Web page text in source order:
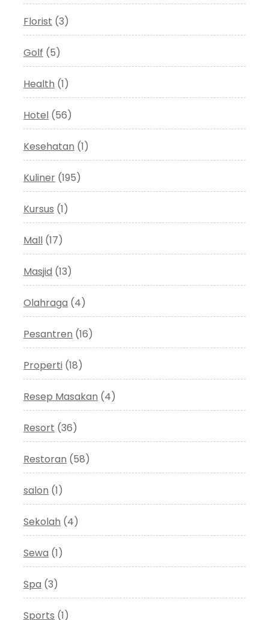
Florist (3)
Golf (5)
Health (1)
Hotel (56)
Kesehatan (1)
Kuliner (195)
Kursus (1)
Mall (17)
Masjid (13)
Olahraga (4)
Pesantren (16)
Properti (18)
Resep Masakan (4)
Resort (36)
Restoran (58)
salon (1)
Sekolah (4)
Sewa (1)
Spa (3)
Sports (1)